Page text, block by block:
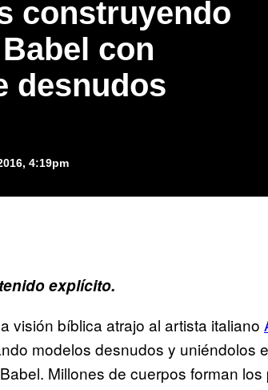
construyendo
con
desnudos
4:19pm
explícito.
visión bíblica atrajo al artista italiano
modelos desnudos y uniéndolos
Millones de cuerpos forman